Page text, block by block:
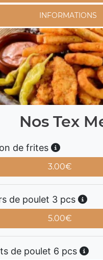
INFORMATIONS
Nos Tex
de frites
3.00€
de poulet 3 pcs
5.00€
de poulet 6 pcs